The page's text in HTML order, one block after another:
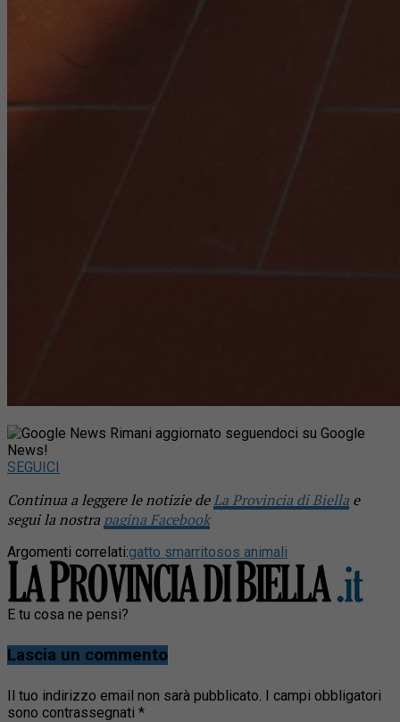
Rimani aggiornato seguendoci su Google
News!
SEGUICI
Continua a leggere le notizie deLa Provincia di Biella e
segui la nostra pagina Facebook
Argomenti correlati:gatto smarritosos animali
E tu cosa ne pensi?
Lascia un commento
Il tuo indirizzo email non sarà pubblicato. I campi obbligatori
sono contrassegnati *